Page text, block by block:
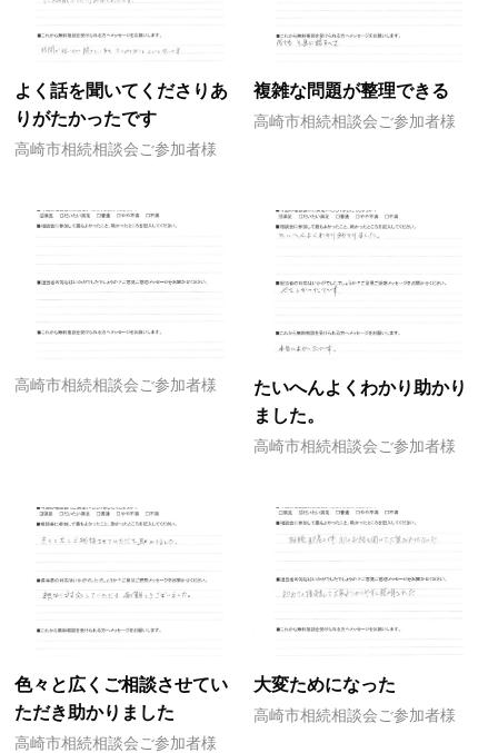
よく話を聞いてくださりあ
りがたかったです
高崎市相続相談会ご参加者様
複雑な問題が整理できる
高崎市相続相談会ご参加者様
高崎市相続相談会ご参加者様
たいへんよくわかり助かり
ました。
高崎市相続相談会ご参加者様
色々と広くご相談させてい
ただき助かりました
高崎市相続相談会ご参加者様
大変ためになった
高崎市相続相談会ご参加者様